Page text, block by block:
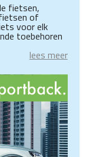
fietsen,
of
voor elk
toebehoren
lees meer